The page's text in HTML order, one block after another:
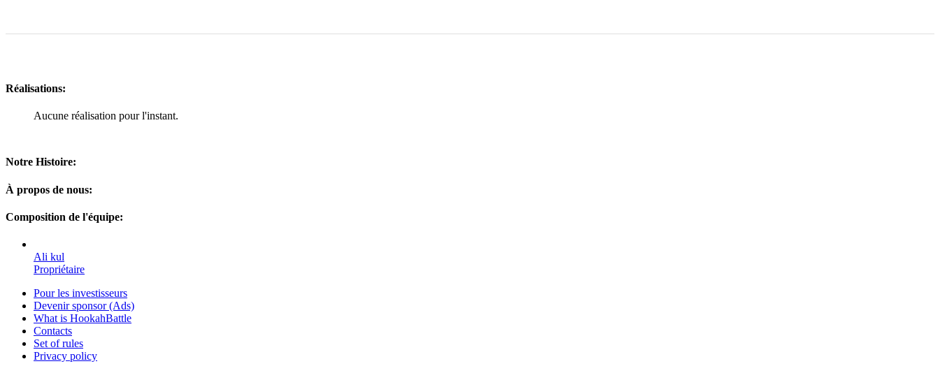
Réalisations:
Aucune réalisation pour l'instant.
Notre Histoire:
À propos de nous:
Composition de l'équipe:
Ali kul
Propriétaire
Pour les investisseurs
Devenir sponsor (Ads)
What is HookahBattle
Contacts
Set of rules
Privacy policy